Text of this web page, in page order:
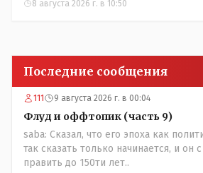
зимой
8 августа 2026 г. в 10:50
Последние сообщения
111 9 августа 2026 г. в 00:04
Флуд и оффтопик (часть 9)
saba: Сказал, что его эпоха как
так сказать только начинается, и он
править до 150ти лет..